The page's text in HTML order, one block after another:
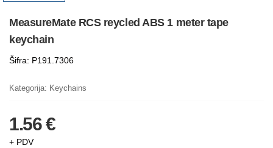
MeasureMate RCS reycled ABS 1 meter tape
keychain
Šifra: P191.7306
Kategorija: Keychains
1.56 €
+ PDV